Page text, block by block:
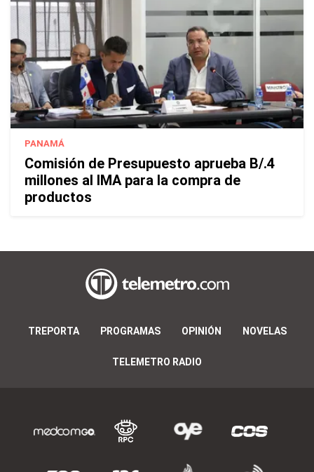
PANAMÁ
Comisión de Presupuesto aprueba B/.4
millones al IMA para la compra de
productos
TREPORTA PROGRAMAS OPINIÓN NOVELAS
TELEMETRO RADIO